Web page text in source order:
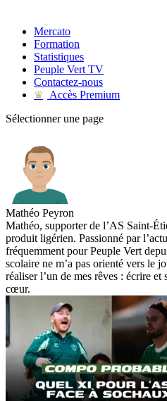
Mercato
Formation
Statistiques
Peuple Vert TV
Contactez-nous
♛
Accès Premium
Sélectionner une page
Mathéo Peyron
Mathéo, supporter de l’AS Saint-
produit ligérien. Passionné par
fréquemment pour Peuple Vert
scolaire ne m’a pas orienté vers le
réaliser l’un de mes rêves : écrire
cœur.